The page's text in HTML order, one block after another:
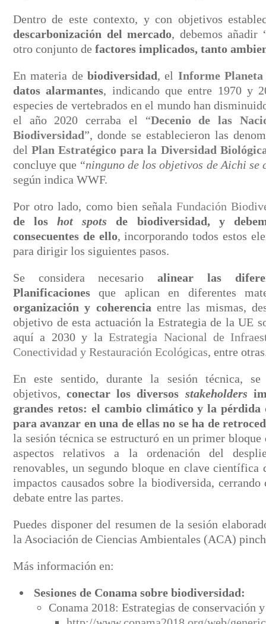
Dentro de este contexto, y con objetivos
descarbonización del mercado, debemos añadir
otro conjunto de factores implicados, tanto
En materia de biodiversidad, el Informe Planeta
datos alarmantes, indicando que entre 1970 y
especies de vertebrados en el mundo han
el año 2020 cerraba el “Decenio de las
Biodiversidad”, donde se establecieron las
delPlan Estratégico para la Diversidad
concluye que “ninguno de los objetivos de Aichi
según indica WWF.
Por otro lado, como bien señalaFundación
de loshot spots de biodiversidad, y
consecuentes de ello, incorporando todos estos
para dirigir los siguientes pasos.
Se considera necesarioalinear las
Planificaciones que aplican en diferentes
organización y coherencia entre las mismas,
objetivo de esta actuación la Estrategia de la UE
aquí a 2030 y laEstrategia Nacional de
Conectividad y Restauración Ecológicas, entre
En este sentido, durante la sesión técnica, se
objetivos,conectar los diversos stakeholders
grandes retos: el cambio climático y la pérdida
para avanzar en una de ellas no se ha de
la sesión técnica se estructuró en un primer bloque
aspectos relativos a la ordenación del
renovables, un segundo bloque en clave científica
impactos causados sobre la biodiversida,
debate entre las partes.
Puedes disponer del resumen de la sesión
la Asociación de Ciencias Ambientales (ACA)
Más información en:
Sesiones de Conama sobre biodiversidad:
Conama 2018: Estrategias de conservación